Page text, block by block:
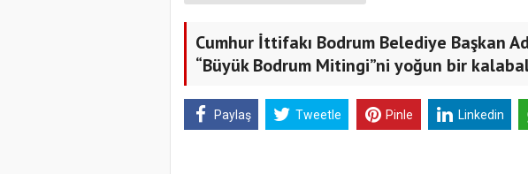
Cumhur İttifakı Bodrum Belediye Başkan
“Büyük Bodrum Mitingi”ni yoğun bir
Paylaş Tweetle Pinle Linkedin